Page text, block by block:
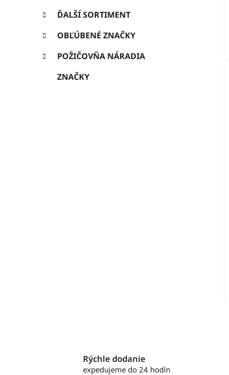
ĎALŠÍ SORTIMENT
OBĽÚBENÉ ZNAČKY
POŽIČOVŇA NÁRADIA
ZNAČKY
Rýchle dodanie
expedujeme do 24 hodín